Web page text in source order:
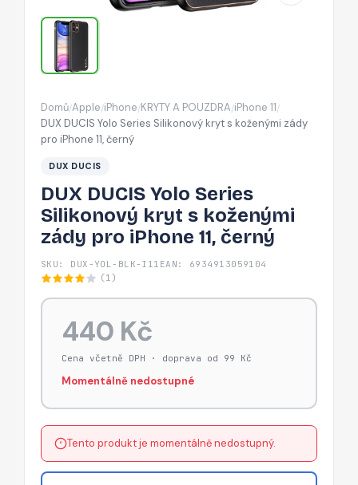
11,
Domů/Apple/iPhone/KRYTY A POUZDRA/iPhone 11/
DUX DUCIS Yolo Series Silikonový kryt s koženými zády
pro iPhone 11, černý
DUX DUCIS
DUX DUCIS Yolo Series
Silikonový kryt s koženými
zády pro iPhone 11, černý
SKU: DUX-YOL-BLK-I11 EAN: 6934913059104
(1)
440 Kč
Cena včetně DPH · doprava od 99 Kč
Momentálně nedostupné
Tento produkt je momentálně nedostupný.